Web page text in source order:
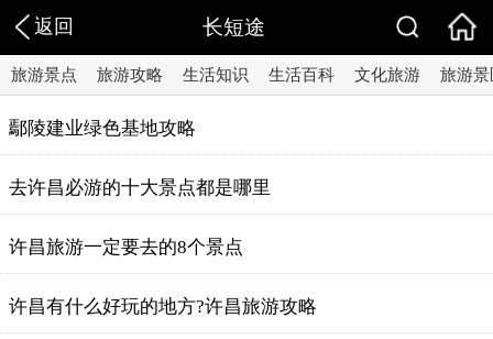
返回 长短途
旅游景点 旅游攻略 生活知识 生活百科 文化旅游 旅游景
鄢陵建业绿色基地攻略
去许昌必游的十大景点都是哪里
许昌旅游一定要去的8个景点
许昌有什么好玩的地方?许昌旅游攻略